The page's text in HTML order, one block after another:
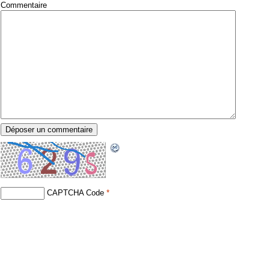
Commentaire
CAPTCHA Code*